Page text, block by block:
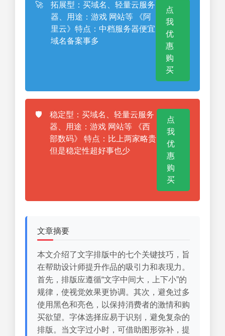
🚀
拓展型：买域名、轻量云服务
器、用途：游戏 网站等 《阿
里云》特点：中档服务器便宜
域名备案事多
点
我
优
惠
购
买
🛡️
稳定型：买域名、轻量云服务
器、用途：游戏 网站等 《西
部数码》 特点：比上两家略贵
但是稳定性超好事也少
点
我
优
惠
购
买
文章摘要
本文介绍了文字排版中的七个关键技巧，旨
在帮助设计师提升作品的吸引力和表现力。
首先，排版应遵循“文字中间大，上下小”的
规律，使视觉效果更协调。其次，避免过多
使用黑色和亮色，以保持消费者的激情和购
买欲望。字体选择应易于识别，避免复杂的
排版。当文字过小时，可借助图形弥补，提